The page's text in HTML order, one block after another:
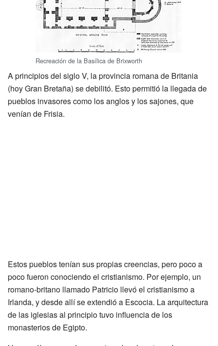
Recreación de la Basílica de Brixworth
A principios del siglo V, la provincia romana de Britania
(hoy Gran Bretaña) se debilitó. Esto permitió la llegada de
pueblos invasores como los anglos y los sajones, que
venían de Frisia.
Estos pueblos tenían sus propias creencias, pero poco a
poco fueron conociendo el cristianismo. Por ejemplo, un
romano-britano llamado Patricio llevó el cristianismo a
Irlanda, y desde allí se extendió a Escocia. La arquitectura
de las iglesias al principio tuvo influencia de los
monasterios de Egipto.